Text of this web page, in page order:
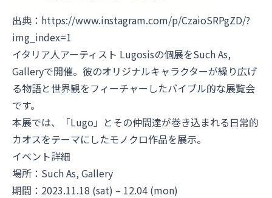
出典： https://www.instagram.com/p/CzaioSRPgZD/?
img_index=1
イタリア人アーティスト Lugosisの個展をSuch As,
Galleryで開催。彼のオリジナルキャラクターが繰り広げ
る物語と世界観をフィーチャーしたバイブル的な展覧会
です。
本展では、「Lugo」とその仲間達が巻き込まれる日常的
カオスをテーマにしたモノクロ作品を展示。
イベント詳細
場所： Such As, Gallery
期間：2023.11.18 (sat) – 12.04 (mon)